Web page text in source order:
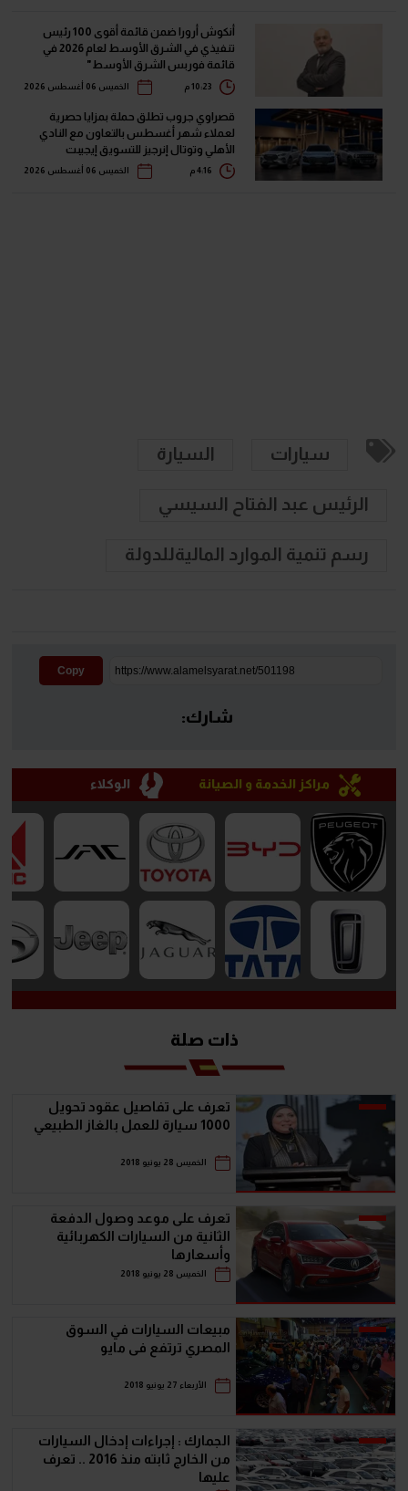
أنكوش أرورا ضمن قائمة أقوى 100 رئيس
تنفيذي في الشرق الأوسط لعام 2026 في
قائمة فوربس الشرق الأوسط"
الخميس 06 أغسطس 2026
قصراوي جروب تطلق حملة بمزايا حصرية
لعملاء شهر أغسطس بالتعاون مع النادي
الأهلي وتوتال إنرجيز للتسويق إيجيبت
الخميس 06 أغسطس 2026
سيارات السيارة
الرئيس عبد الفتاح السيسي
رسم تنمية الموارد الماليةللدولة
Copy
شارك:
مراكز الخدمة و الصيانة الوكلاء
ذات صلة
تعرف على تفاصيل عقود تحويل
1000 سيارة للعمل بالغاز الطبيعي
الخميس 28 يونيو 2018
تعرف على موعد وصول الدفعة
الثانية من السيارات الكهربائية
وأسعارها
الخميس 28 يونيو 2018
مبيعات السيارات في السوق
المصري ترتفع فى مايو
الأربعاء 27 يونيو 2018
الجمارك : إجراءات إدخال السيارات
من الخارج ثابته منذ 2016 .. تعرف
عليها